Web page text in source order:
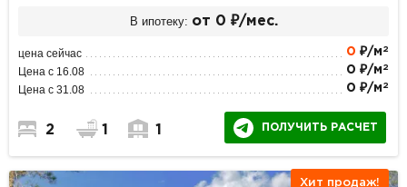
В ипотеку: от 0 ₽/мес.
цена сейчас 0 ₽/м 2
Цена с 16.08 0 ₽/м 2
Цена с 31.08 0 ₽/м 2
2 1 1 ПОЛУЧИТЬ РАСЧЕТ
Хит продаж!